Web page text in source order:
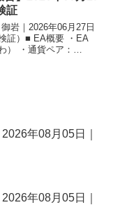
証
岩｜2026年06月27日
証）■ EA概要 ・EA
） ・通貨ペア：
年08月05日｜
年08月05日｜